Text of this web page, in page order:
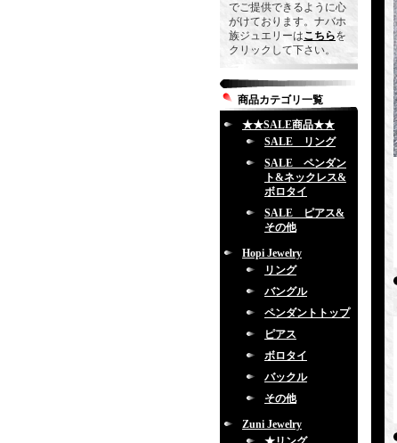
でご提供できるように心
がけております。ナバホ
族ジュエリーはこちらを
クリックして下さい。
商品カテゴリ一覧
★★SALE商品★★
SALE リング
SALE ペンダン
ト&ネックレス&
ボロタイ
SALE ピアス&
その他
Hopi Jewelry
リング
バングル
ペンダントトップ
ピアス
ボロタイ
バックル
その他
Zuni Jewelry